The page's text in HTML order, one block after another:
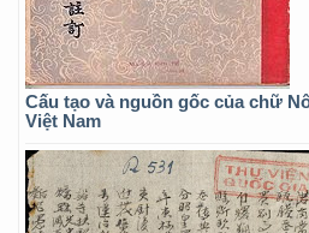
Cấu tạo và nguồn gốc của chữ
Việt Nam